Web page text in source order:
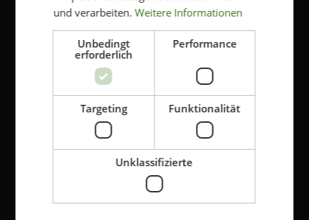
Vorname *
Nachname *
Genehmigen Sie die Speicherung Ihrer
persönlichen Daten *
Klicken Sie hier, um die Bedingungen und die
Datenschutzbestimmungen von Kriss einzusehen.
und verarbeiten.Weitere Informationen
Unbedingt
erforderlich
Performance
Targeting Funktionalität
Unklassifizierte